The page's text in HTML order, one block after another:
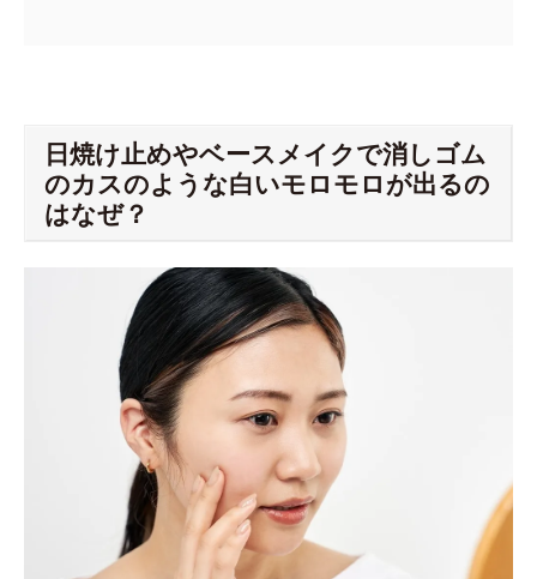
日焼け止めやベースメイクで消しゴム
のカスのような白いモロモロが出るの
はなぜ？